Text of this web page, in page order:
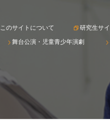
このサイトについて 研究生サイ
舞台公演・児童青少年演劇